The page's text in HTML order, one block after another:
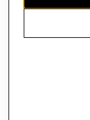
El contenido de